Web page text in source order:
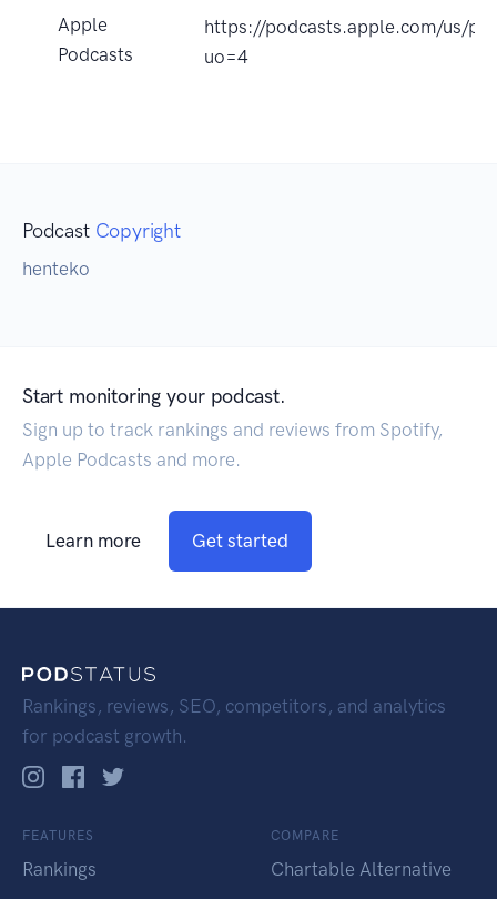
Apple
Podcasts
https://podcasts.apple.com/us/
uo=4
Podcast Copyright
henteko
Start monitoring your podcast.
Sign up to track rankings and reviews from Spotify,
Apple Podcasts and more.
Learn more Get started
Rankings, reviews, SEO, competitors, and analytics
for podcast growth.
FEATURES
Rankings
COMPARE
Chartable Alternative